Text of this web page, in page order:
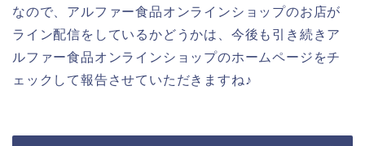
なので、アルファー食品オンラインショップのお店が
ライン配信をしているかどうかは、今後も引き続きア
ルファー食品オンラインショップのホームページをチ
ェックして報告させていただきますね♪